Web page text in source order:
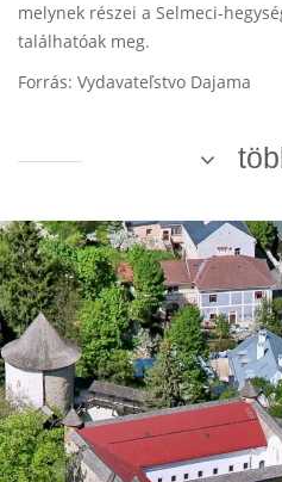
melynek részei a Selmeci-
találhatóak meg.
Forrás: Vydavateľstvo Dajama